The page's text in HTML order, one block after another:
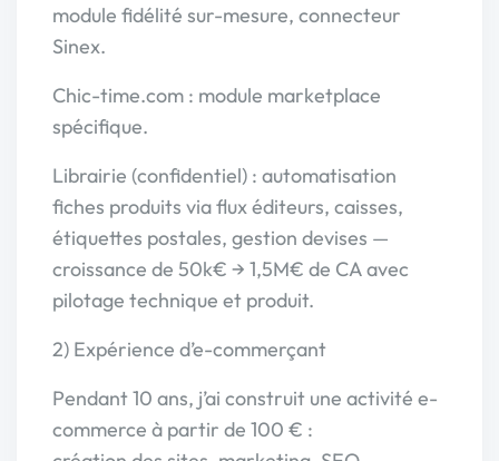
module fidélité sur-mesure, connecteur
Sinex.
Chic-time.com : module marketplace
spécifique.
Librairie (confidentiel) : automatisation
fiches produits via flux éditeurs, caisses,
étiquettes postales, gestion devises —
croissance de 50k€ → 1,5M€ de CA avec
pilotage technique et produit.
2) Expérience d’e-commerçant
Pendant 10 ans, j’ai construit une activité e-
commerce à partir de 100 € :